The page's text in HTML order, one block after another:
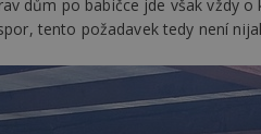
dům po babičce jde však vždy
tento požadavek tedy není